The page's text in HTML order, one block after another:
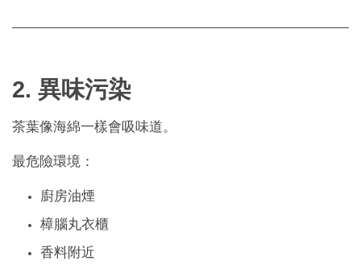
2. 異味污染
茶葉像海綿一樣會吸味道。
最危險環境：
廚房油煙
樟腦丸衣櫃
香料附近